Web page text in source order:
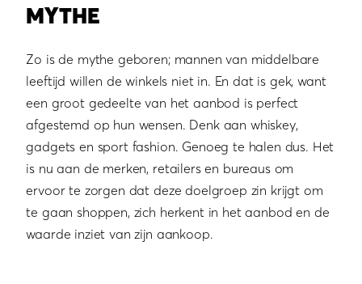
MYTHE
Zo is de mythe geboren; mannen van middelbare
leeftijd willen de winkels niet in. En dat is gek, want
een groot gedeelte van het aanbod is perfect
afgestemd op hun wensen. Denk aan whiskey,
gadgets en sport fashion. Genoeg te halen dus. Het
is nu aan de merken, retailers en bureaus om
ervoor te zorgen dat deze doelgroep zin krijgt om
te gaan shoppen, zich herkent in het aanbod en de
waarde inziet van zijn aankoop.